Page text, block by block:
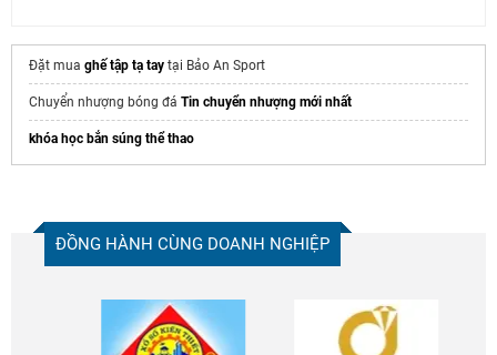
Đặt mua ghế tập tạ tay tại Bảo An Sport
Chuyển nhượng bóng đá Tin chuyển nhượng mới nhất
khóa học bắn súng thể thao
ĐỒNG HÀNH CÙNG DOANH NGHIỆP